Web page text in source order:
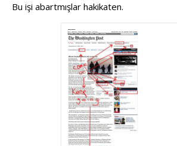
Bu işi abartmışlar hakikaten.